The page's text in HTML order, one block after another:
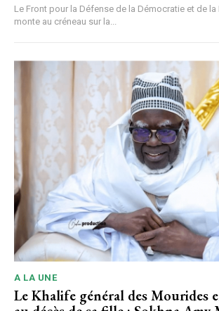
Le Front pour la Défense de la Démocratie et de la
monte au créneau sur la...
A LA UNE
Le Khalife général des Mourides